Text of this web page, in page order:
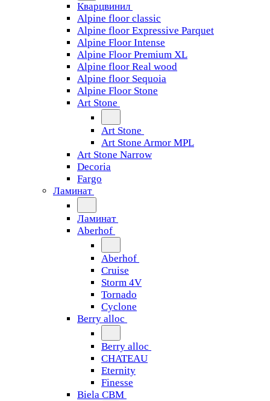
Кварцвинил
Alpine floor classic
Alpine floor Expressive Parquet
Alpine Floor Intense
Alpine Floor Premium XL
Alpine floor Real wood
Alpine floor Sequoia
Alpine Floor Stone
Art Stone
Art Stone
Art Stone Armor MPL
Art Stone Narrow
Decoria
Fargo
Ламинат
Ламинат
Aberhof
Aberhof
Cruise
Storm 4V
Tornado
Сyclone
Berry alloc
Berry alloc
CHATEAU
Eternity
Finesse
Biela CBM